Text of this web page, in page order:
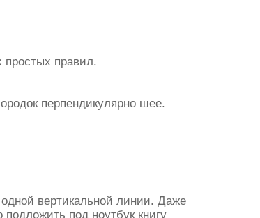
простых правил.
перпендикулярно шее.
вертикальной линии. Даже
подложить под ноутбук книгу